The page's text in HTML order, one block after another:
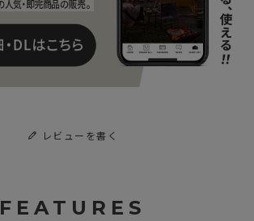
レビューを書く
FEATURES